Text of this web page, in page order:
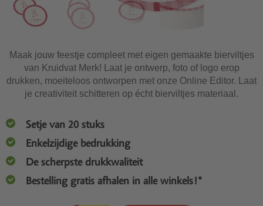
Maak jouw feestje compleet met eigen gemaakte bierviltjes
van Kruidvat Merk! Laat je ontwerp, foto of logo erop
drukken, moeiteloos ontworpen met onze Online Editor. Laat
je creativiteit schitteren op écht bierviltjes materiaal.
Setje van 20 stuks
Enkelzijdige bedrukking
De scherpste drukkwaliteit
Bestelling gratis afhalen in alle winkels!*